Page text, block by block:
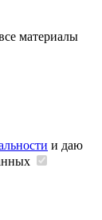
материалы
и даю